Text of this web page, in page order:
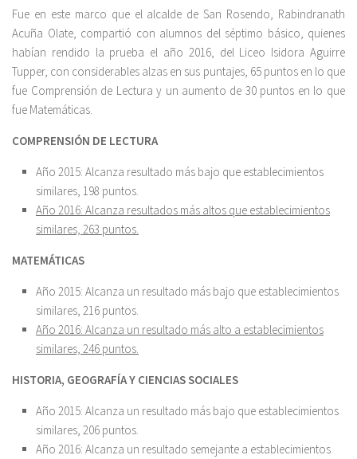
Fue en este marco que el alcalde de San Rosendo, Rabindranath
Acuña Olate, compartió con alumnos del séptimo básico, quienes
habían rendido la prueba el año 2016, del Liceo Isidora Aguirre
Tupper, con considerables alzas en sus puntajes, 65 puntos en lo que
fue Comprensión de Lectura y un aumento de 30 puntos en lo que
fue Matemáticas.
COMPRENSIÓN DE LECTURA
Año 2015: Alcanza resultado más bajo que establecimientos
similares, 198 puntos.
Año 2016: Alcanza resultados más altos que establecimientos
similares, 263 puntos.
MATEMÁTICAS
Año 2015: Alcanza un resultado más bajo que establecimientos
similares, 216 puntos.
Año 2016: Alcanza un resultado más alto a establecimientos
similares, 246 puntos.
HISTORIA, GEOGRAFÍA Y CIENCIAS SOCIALES
Año 2015: Alcanza un resultado más bajo que establecimientos
similares, 206 puntos.
Año 2016: Alcanza un resultado semejante a establecimientos